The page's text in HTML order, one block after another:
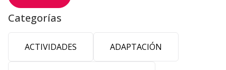
Categorías
ACTIVIDADES ADAPTACIÓN